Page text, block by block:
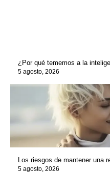
¿Por qué tememos a la
5 agosto, 2026
Los riesgos de mantener una
5 agosto, 2026